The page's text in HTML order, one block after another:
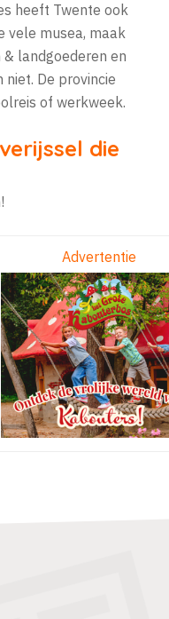
heeft Twente ook
vele musea, maak
landgoederen en
De provincie
of werkweek.
die
Advertentie